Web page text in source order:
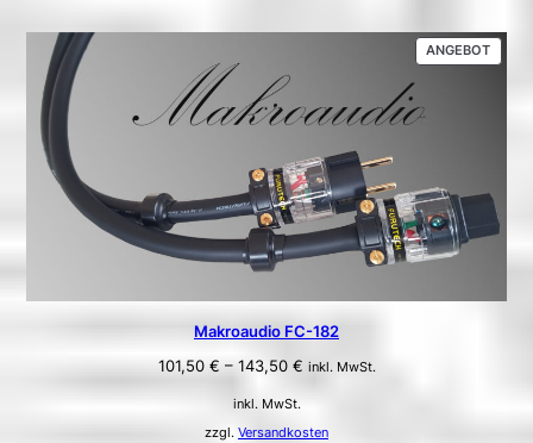
von 5,
Kundenbewertungen
ANGEBOT
IM
Makroaudio FC-182
101,50 € – 143,50 € inkl. MwSt.
inkl. MwSt.
zzgl. Versandkosten